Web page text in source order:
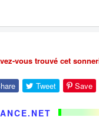
vous trouvé cet
Tweet Save